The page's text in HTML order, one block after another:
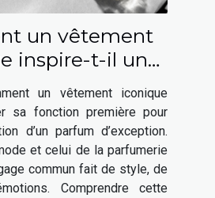
un vêtement
inspire-t-il un
élégant ?
un vêtement iconique
sa fonction première pour
d’un parfum d’exception.
et celui de la parfumerie
commun fait de style, de
Comprendre cette